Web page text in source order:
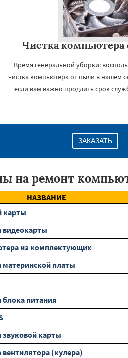
Чистка
Время генеральной уборки:
чистка компьютера от пыли в нашем
если вам важно продлить срок
ЗАКАЗАТЬ
на ремонт
НАЗВАНИЕ
карты
видеокарты
из комплектующих
материнской платы
питания
карты
(кулера)
Даю согласие на обработку